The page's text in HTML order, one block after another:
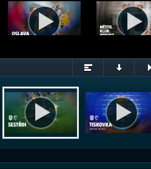
Sestřih utkání Teplice - Plzeň (8.8.2026)